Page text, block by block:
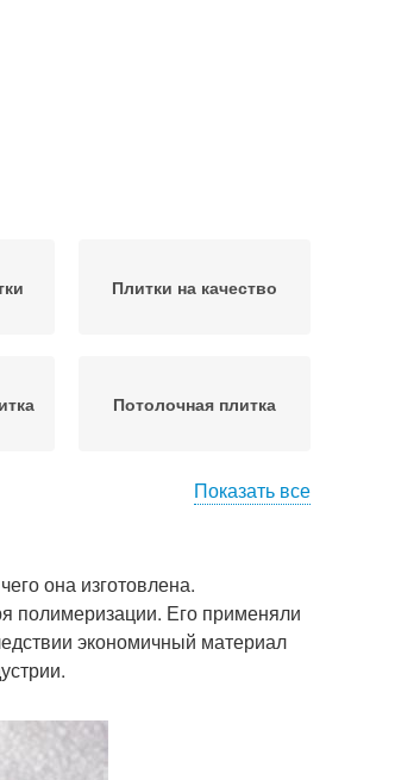
Плитки на качество
Потолочная плитка
Показать все
она изготовлена.
полимеризации. Его применяли
экономичный материал